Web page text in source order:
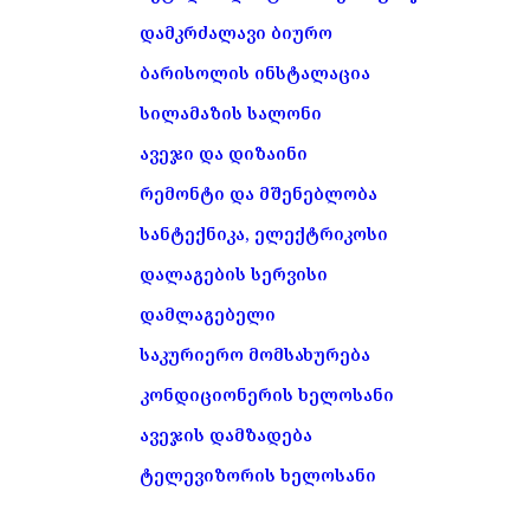
დამკრძალავი ბიურო
ბარისოლის ინსტალაცია
სილამაზის სალონი
ავეჯი და დიზაინი
რემონტი და მშენებლობა
სანტექნიკა, ელექტრიკოსი
დალაგების სერვისი
დამლაგებელი
საკურიერო მომსახურება
კონდიციონერის ხელოსანი
ავეჯის დამზადება
ტელევიზორის ხელოსანი